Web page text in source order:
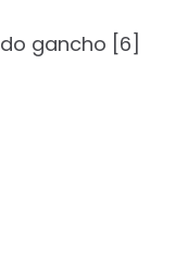
gancho [6]